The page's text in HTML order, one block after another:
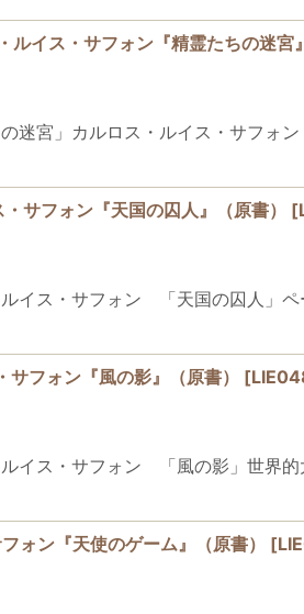
イス・サフォン『精霊たちの迷宮
迷宮」カルロス・ルイス・サフォ
サフォン『天国の囚人』（原書） [
イス・サフォン 「天国の囚人」
フォン『風の影』（原書） [
イス・サフォン 「風の影」世界
ォン『天使のゲーム』（原書） [